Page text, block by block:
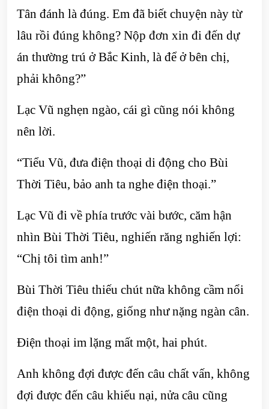
Tân đánh là đúng. Em đã biết chuyện này từ
lâu rồi đúng không? Nộp đơn xin đi đến dự
án thường trú ở Bắc Kinh, là để ở bên chị,
phải không?”
Lạc Vũ nghẹn ngào, cái gì cũng nói không
nên lời.
“Tiểu Vũ, đưa điện thoại di động cho Bùi
Thời Tiêu, bảo anh ta nghe điện thoại.”
Lạc Vũ đi về phía trước vài bước, căm hận
nhìn Bùi Thời Tiêu, nghiến răng nghiến lợi:
“Chị tôi tìm anh!”
Bùi Thời Tiêu thiếu chút nữa không cầm nổi
điện thoại di động, giống như nặng ngàn cân.
Điện thoại im lặng mất một, hai phút.
Anh không đợi được đến câu chất vấn, không
đợi được đến câu khiếu nại, nửa câu cũng